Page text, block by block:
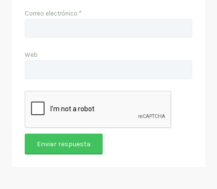
Correo electrónico *
Web